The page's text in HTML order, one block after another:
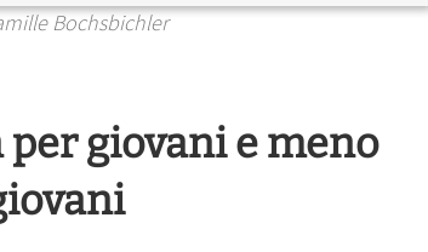
Bochsbichler
per giovani e meno